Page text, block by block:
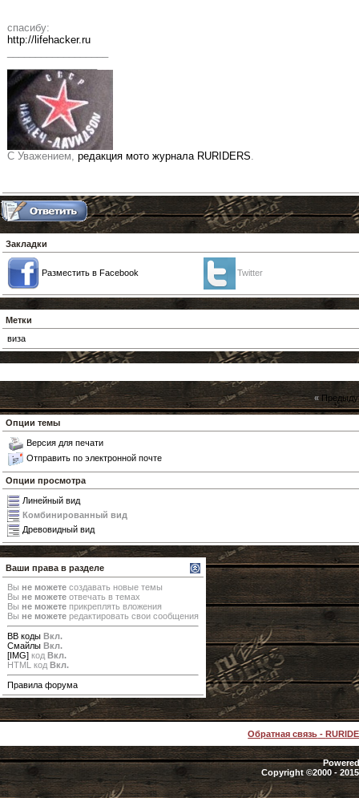
спасибу:
http://lifehacker.ru
С Уважением, редакция мото журнала RURIDERS.
Закладки
Разместить в Facebook Twitter
Метки
виза
«
Опции темы
Версия для печати
Отправить по электронной почте
Опции просмотра
Линейный вид
Комбинированный вид
Древовидный вид
Ваши права в разделе
Вы не можете создавать новые темы
Вы не можете отвечать в темах
Вы не можете прикреплять вложения
Вы не можете редактировать свои сообщения
BB коды Вкл.
Смайлы Вкл.
[IMG] код Вкл.
HTML код Вкл.
Правила форума
Обратная связь -
Copyright ©2000 -